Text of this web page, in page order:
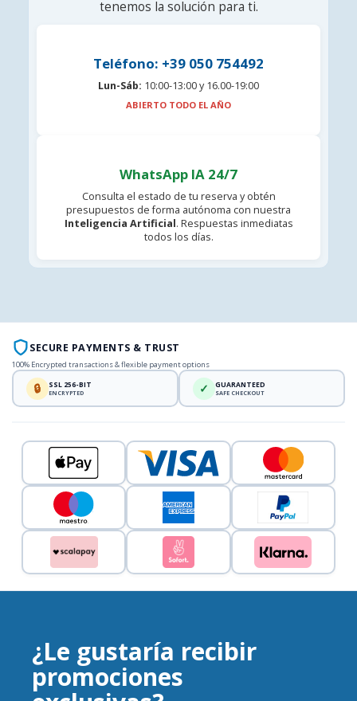
tenemos la solución para ti.
Teléfono: +39 050 754492
Lun-Sáb: 10:00-13:00 y 16.00-19:00
ABIERTO TODO EL AÑO
WhatsApp IA 24/7
Consulta el estado de tu reserva y obtén
presupuestos de forma autónoma con nuestra
Inteligencia Artificial. Respuestas inmediatas
todos los días.
SECURE PAYMENTS & TRUST
100% Encrypted transactions & flexible payment options
🔒 SSL 256-BIT
ENCRYPTED ✓ GUARANTEED
SAFE CHECKOUT
¿Le gustaría recibir
promociones